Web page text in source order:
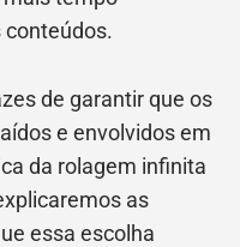
conteúdos.
de garantir que os
e envolvidos em
da rolagem infinita
as
essa escolha